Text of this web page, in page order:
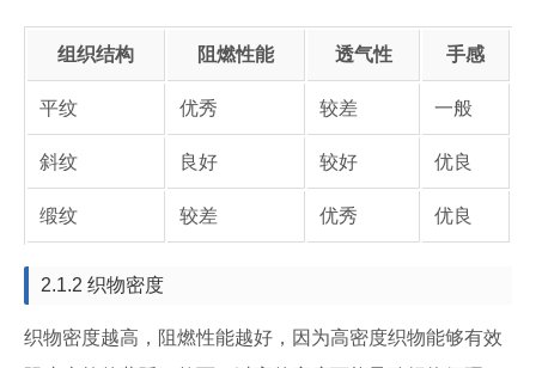
组织结构 阻燃性能 透气性 手感
平纹 优秀 较差 一般
斜纹 良好 较好 优良
缎纹 较差 优秀 优良
2.1.2 织物密度
织物密度越高，阻燃性能越好，因为高密度织物能够有效